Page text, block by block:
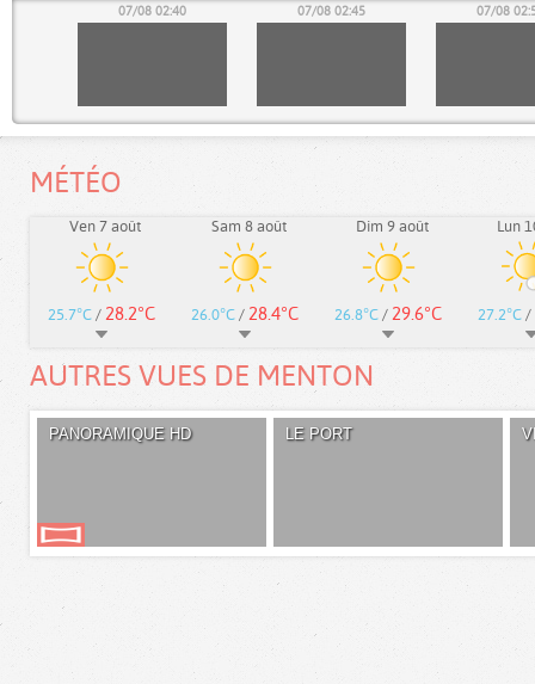
07/08 02:40 07/08 02:45 07/08
MÉTÉO
Ven 7 août
25.7°C / 28.2°C
Sam 8 août
26.0°C / 28.4°C
Dim 9 août
26.8°C / 29.6°C
Lun
27.2°C /
AUTRES VUES DE MENTON
PANORAMIQUE HD LE PORT